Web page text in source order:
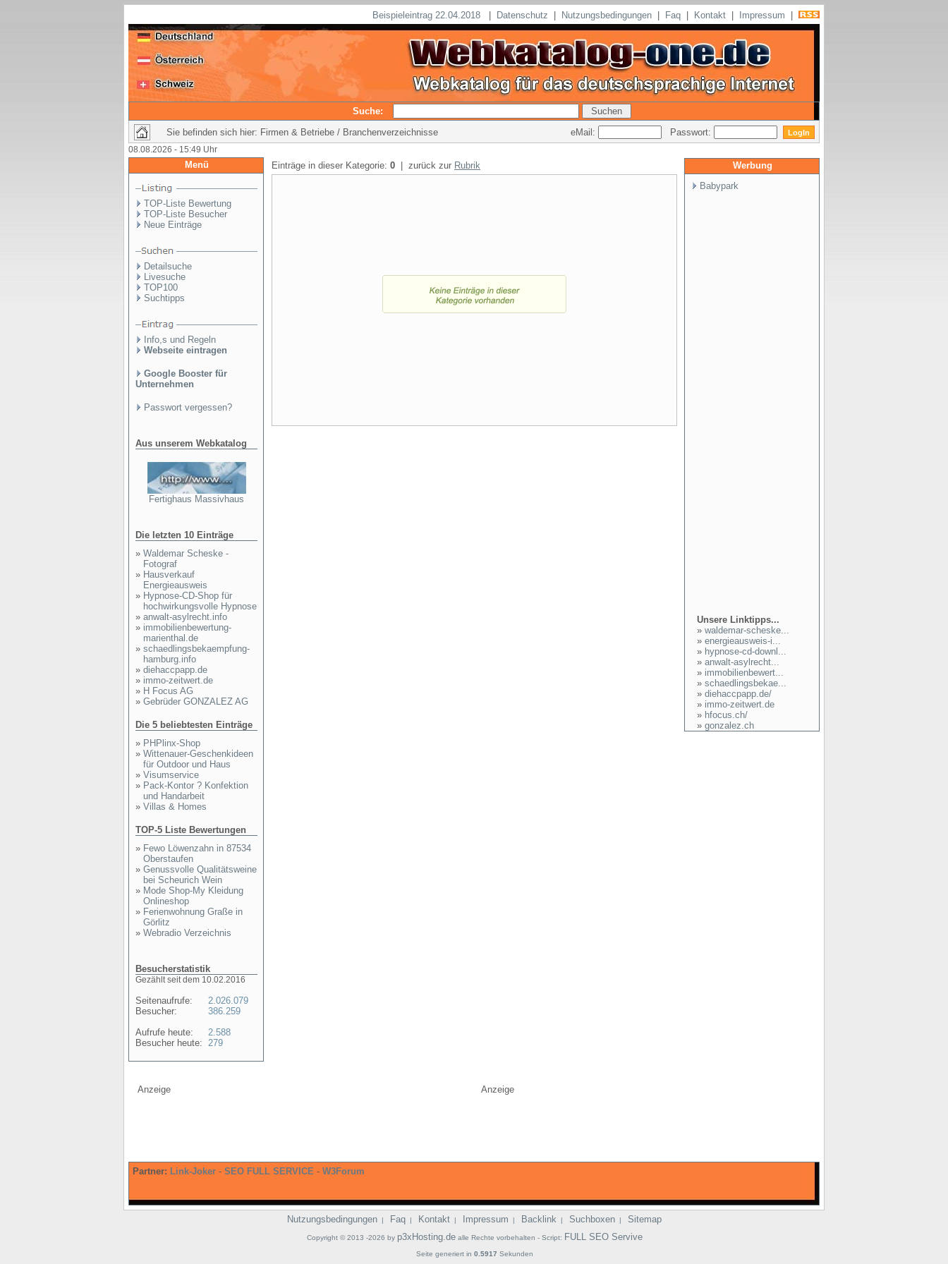
Beispieleintrag 22.04.2018 Datenschutz Nutzungsbedingungen Faq Kontakt Impressum
Suche:
Sie befinden sich hier: Firmen & Betriebe / Branchenverzeichnisse
eMail: Passwort:
08.08.2026 - 15:49 Uhr
Menü
TOP-Liste Bewertung
TOP-Liste Besucher
Neue Einträge
Detailsuche
Livesuche
TOP100
Suchtipps
Info,s und Regeln
Webseite eintragen
Google Booster für
Unternehmen
Passwort vergessen?
Aus unserem Webkatalog
Fertighaus Massivhaus
Die letzten 10 Einträge
» Waldemar Scheske -
Fotograf
» Hausverkauf
Energieausweis
» Hypnose-CD-Shop für
hochwirkungsvolle Hypnose
» anwalt-asylrecht.info
» immobilienbewertung-
marienthal.de
» schaedlingsbekaempfung-
hamburg.info
» diehaccpapp.de
» immo-zeitwert.de
» H Focus AG
» Gebrüder GONZALEZ AG
Die 5 beliebtesten Einträge
» PHPlinx-Shop
» Wittenauer-Geschenkideen
für Outdoor und Haus
» Visumservice
» Pack-Kontor ? Konfektion
und Handarbeit
» Villas & Homes
TOP-5 Liste Bewertungen
» Fewo Löwenzahn in 87534
Oberstaufen
» Genussvolle Qualitätsweine
bei Scheurich Wein
» Mode Shop-My Kleidung
Onlineshop
» Ferienwohnung Graße in
Görlitz
» Webradio Verzeichnis
Besucherstatistik
Gezählt seit dem 10.02.2016
Seitenaufrufe:
Besucher:
Aufrufe heute:
Besucher heute:
2.026.079
386.259
2.588
279
Einträge in dieser Kategorie: 0 | zurück zur Rubrik
Werbung
Babypark
Unsere Linktipps...
» waldemar-scheske...
» energieausweis-i...
» hypnose-cd-downl...
» anwalt-asylrecht...
» immobilienbewert...
» schaedlingsbekae...
» diehaccpapp.de/
» immo-zeitwert.de
» hfocus.ch/
» gonzalez.ch
Anzeige Anzeige
Partner: Link-Joker - SEO FULL SERVICE - W3Forum
Nutzungsbedingungen | Faq | Kontakt | Impressum | Backlink | Suchboxen | Sitemap
Copyright © 2013 -2026 by p3xHosting.dealle Rechte vorbehalten - Script: FULL SEO Servive
Seite generiert in 0.5917 Sekunden